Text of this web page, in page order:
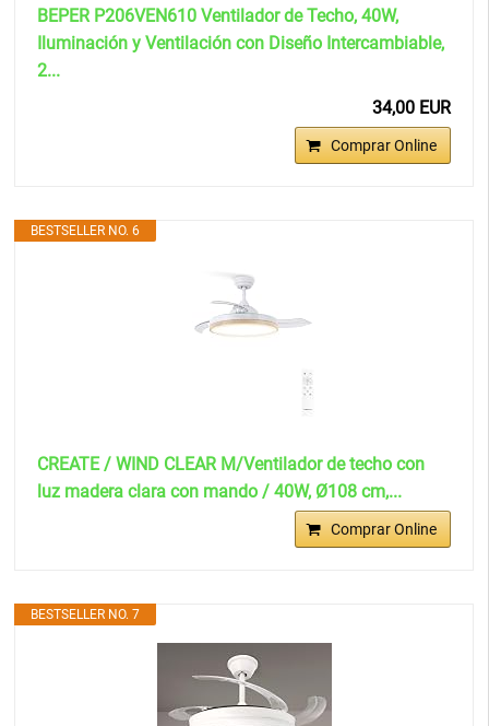
BEPER P206VEN610 Ventilador de Techo, 40W,
Iluminación y Ventilación con Diseño Intercambiable,
2...
34,00 EUR
Comprar Online
BESTSELLER NO. 6
CREATE / WIND CLEAR M/Ventilador de techo con
luz madera clara con mando / 40W, Ø108 cm,...
Comprar Online
BESTSELLER NO. 7